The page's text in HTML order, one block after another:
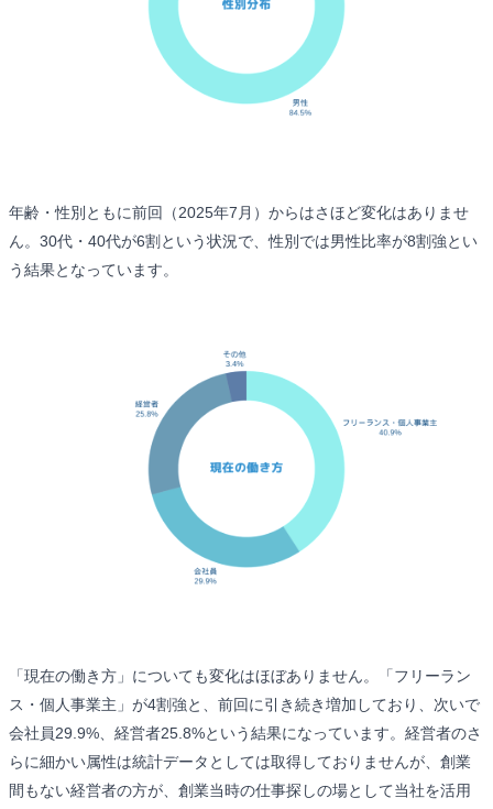
年齢・性別ともに前回（2025年7月）からはさほど変化はありませ
ん。30代・40代が6割という状況で、性別では男性比率が8割強とい
う結果となっています。
「現在の働き方」についても変化はほぼありません。「フリーラン
ス・個人事業主」が4割強と、前回に引き続き増加しており、次いで
会社員29.9%、経営者25.8%という結果になっています。経営者のさ
らに細かい属性は統計データとしては取得しておりませんが、創業
間もない経営者の方が、創業当時の仕事探しの場として当社を活用